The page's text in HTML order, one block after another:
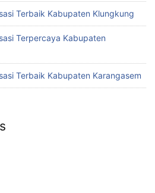
Terbaik Kabupaten Klungkung
Terpercaya Kabupaten
Terbaik Kabupaten Karangasem